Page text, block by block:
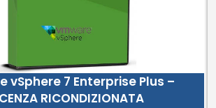
vSphere 7 Enterprise Plus –
RICONDIZIONATA